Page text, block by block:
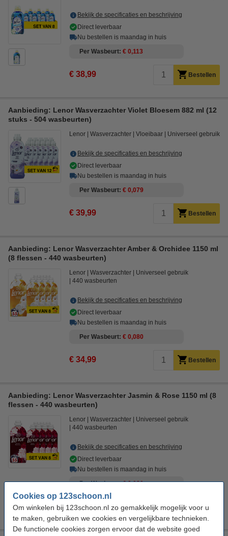
Cookies op 123schoon.nl
Om winkelen bij 123schoon.nl zo gemakkelijk mogelijk voor u
te maken, gebruiken we cookies en vergelijkbare technieken.
De functionele cookies zorgen ervoor dat de website goed
Bekijk de specificaties en beschrijving
Direct leverbaar
Nu bestellen is maandag in huis
Per Wasbeurt € 0,113
€ 38,99 Bestellen
Aanbieding: Lenor Wasverzachter Violet Bloesem 882 ml (12
stuks - 504 wasbeurten)
Lenor Wasverzachter Vloeibaar Universeel gebruik
Bekijk de specificaties en beschrijving
Direct leverbaar
Nu bestellen is maandag in huis
Per Wasbeurt € 0,079
€ 39,99 Bestellen
Aanbieding: Lenor Wasverzachter Amber & Orchidee 1150 ml
(8 flessen - 440 wasbeurten)
Lenor Wasverzachter
Universeel gebruik
440 wasbeurten
Bekijk de specificaties en beschrijving
Direct leverbaar
Nu bestellen is maandag in huis
Per Wasbeurt € 0,080
€ 34,99 Bestellen
Aanbieding: Lenor Wasverzachter Jasmin & Rose 1150 ml (8
flessen - 440 wasbeurten)
Lenor Wasverzachter
Universeel gebruik
440 wasbeurten
Bekijk de specificaties en beschrijving
Direct leverbaar
Nu bestellen is maandag in huis
Per Wasbeurt € 0,080
€ 34,99 Bestellen